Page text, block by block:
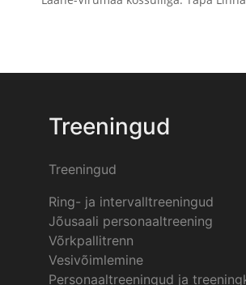
Treeningud
Treeningud
Ring- ja intervalltreeningud
Jõusaali personaaltreening
Võrkpallitrenn
Vesivõimlemine
Personaaltreeningud ja